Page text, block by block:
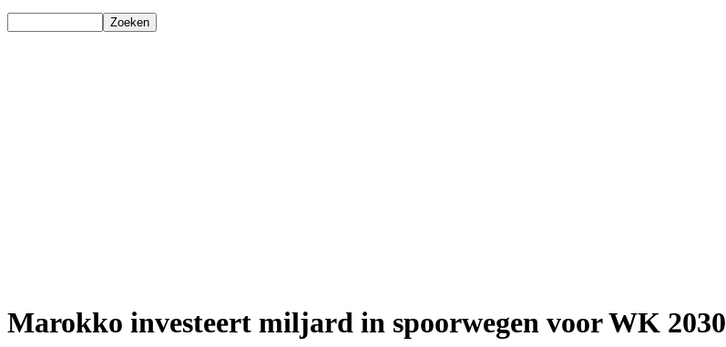
Marokko investeert miljard in spoorwegen voor WK 2030